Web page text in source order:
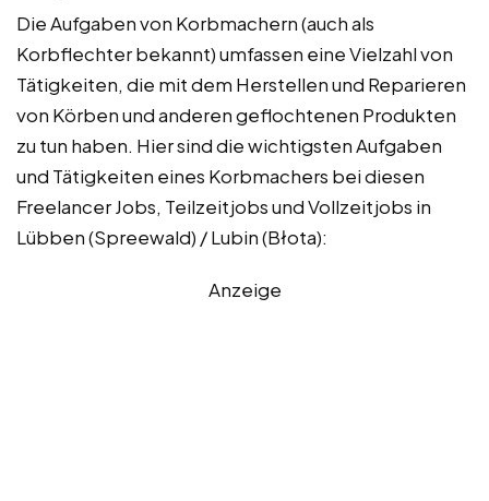
Die Aufgaben von Korbmachern (auch als
Korbflechter bekannt) umfassen eine Vielzahl von
Tätigkeiten, die mit dem Herstellen und Reparieren
von Körben und anderen geflochtenen Produkten
zu tun haben. Hier sind die wichtigsten Aufgaben
und Tätigkeiten eines Korbmachers bei diesen
Freelancer Jobs, Teilzeitjobs und Vollzeitjobs in
Lübben (Spreewald) / Lubin (Błota):
Anzeige